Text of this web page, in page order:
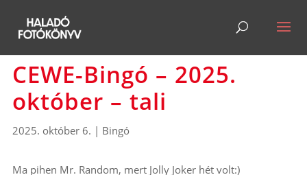
CEWE-Bingó – 2025.
október – tali
2025. október 6. | Bingó
Ma pihen Mr. Random, mert Jolly Joker hét volt:)